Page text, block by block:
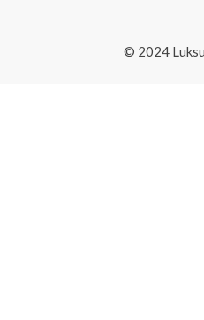
© 2024